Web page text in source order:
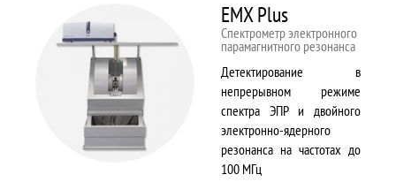
EMX Plus
Спектрометр электронного
парамагнитного резонанса
Детектирование в
непрерывном режиме
спектра ЭПР и двойного
электронно-ядерного
резонанса на частотах до
100 МГц